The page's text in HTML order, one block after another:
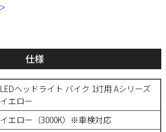
仕様
LEDヘッドライト バイク 1灯用 Aシリーズ
イエロー
イエロー（3000K）※車検対応